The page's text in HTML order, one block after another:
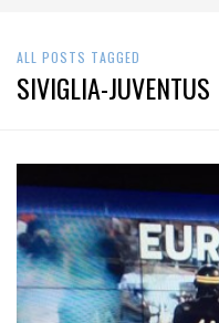
ALL POSTS TAGGED
SIVIGLIA-JUVENTUS